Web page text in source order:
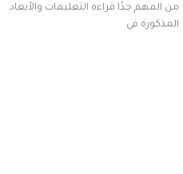
من المهم جدًا قراءة التعليمات والأبعاد
المذكورة في